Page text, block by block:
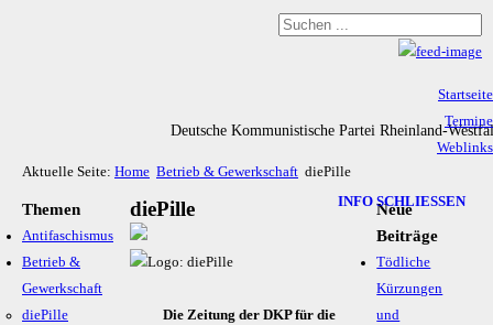
Deutsche Kommunistische Partei Rheinland-
Startseite
Termine
Weblinks
Impressum & Datenschutz
Aktuelle Seite: Home Betrieb & Gewerkschaft diePille
Themen
Antifaschismus
Betrieb &
Gewerkschaft
diePille
diePille
Die Zeitung der DKP für die
INFO SCHLIESSEN
Neue
Beiträge
Tödliche
Kürzungen
und